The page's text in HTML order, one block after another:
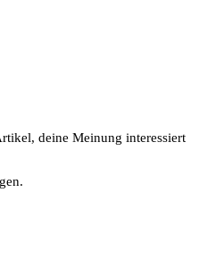
deine Meinung interessiert